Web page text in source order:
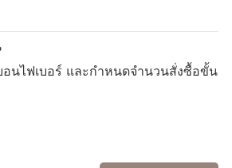
อนไฟเบอร์ และกำหนดจำนวนสั่งซื้อขั้น